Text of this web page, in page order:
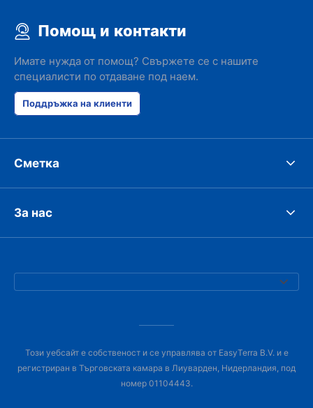
Помощ и контакти
Имате нужда от помощ? Свържете се с нашите
специалисти по отдаване под наем.
Поддръжка на клиенти
Сметка
За нас
Този уебсайт е собственост и се управлява от EasyTerra B.V. и е
регистриран в Търговската камара в Лиуварден, Нидерландия, под
номер 01104443.